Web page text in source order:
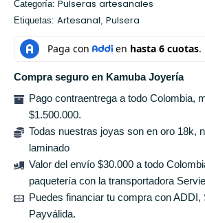
Categoría: Pulseras artesanales
Etiquetas: Artesanal Pulsera
Compra seguro en Kamuba Joyería
Pago contraentrega a todo Colombia,
$1.500.000.
Todas nuestras joyas son en oro 18k,
laminado
Valor del envío $30.000 a todo
paquetería con la transportadora
Puedes financiar tu compra con ADDI,
Payválida.